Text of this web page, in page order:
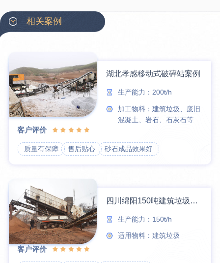
相关案例
湖北孝感移动式破碎站案例
生产能力：200t/h
加工物料：建筑垃圾、废旧
混凝土、岩石、石灰石等
客户评价
质量有保障 售后贴心 砂石成品效果好
四川绵阳150吨建筑垃圾破碎站生产线
生产能力：150t/h
适用物料：建筑垃圾
客户评价